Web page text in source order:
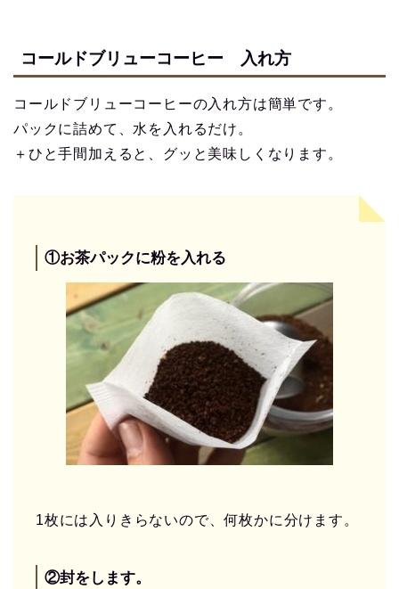
コールドブリューコーヒー 入れ方
コールドブリューコーヒーの入れ方は簡単です。
パックに詰めて、水を入れるだけ。
＋ひと手間加えると、グッと美味しくなります。
①お茶パックに粉を入れる
1枚には入りきらないので、何枚かに分けます。
②封をします。